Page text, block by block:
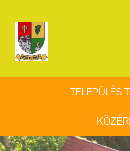
TELEPÜLÉS